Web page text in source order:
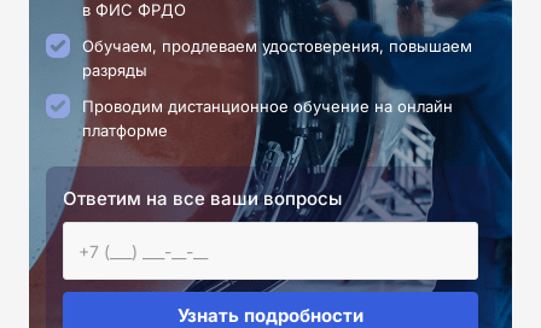
в ФИС ФРДО
Обучаем, продлеваем удостоверения, повышаем
разряды
Проводим дистанционное обучение на онлайн
платформе
Ответим на все ваши вопросы
Узнать подробности